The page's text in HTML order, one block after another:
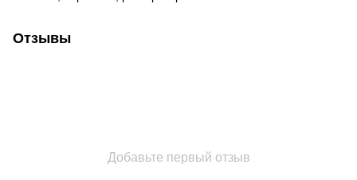
Отзывы
Добавьте первый отзыв